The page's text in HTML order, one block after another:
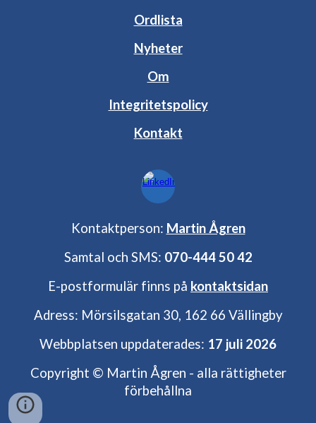
Ordlista
Nyheter
Om
Integritetspolicy
Kontakt
Kontaktperson: Martin Ågren
Samtal och SMS: 070-444 50 42
E-postformulär finns på kontaktsidan
Adress: Mörsilsgatan 30, 162 66 Vällingby
Webbplatsen uppdaterades: 17 juli 2026
Copyright © Martin Ågren - alla rättigheter
förbehållna